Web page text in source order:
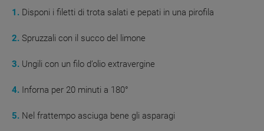
1. Disponi i filetti di trota salati e pepati in una pirofila
2. Spruzzali con il succo del limone
3. Ungili con un filo d’olio extravergine
4. Inforna per 20 minuti a 180°
5. Nel frattempo asciuga bene gli asparagi